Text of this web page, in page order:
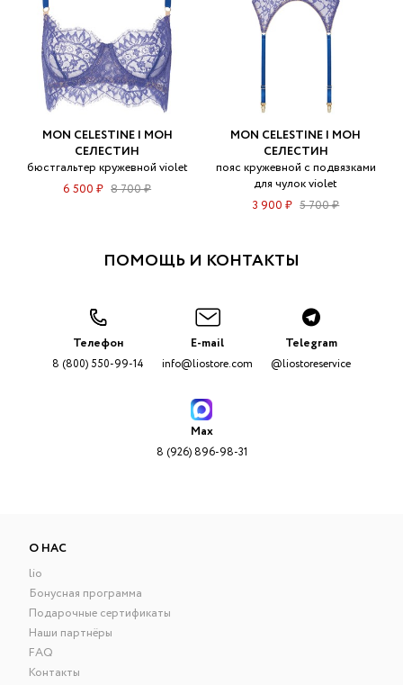
MON CELESTINE | МОН
СЕЛЕСТИН
бюстгальтер кружевной violet
6 500 ₽ 8 700 ₽
MON CELESTINE | МОН
СЕЛЕСТИН
пояс кружевной с подвязками
для чулок violet
3 900 ₽ 5 700 ₽
ПОМОЩЬ И КОНТАКТЫ
Телефон
8 (800) 550-99-14
E-mail
info@liostore.com
Telegram
@liostoreservice
Max
8 (926) 896-98-31
О НАС
lio
Бонусная программа
Подарочные сертификаты
Наши партнёры
FAQ
Контакты